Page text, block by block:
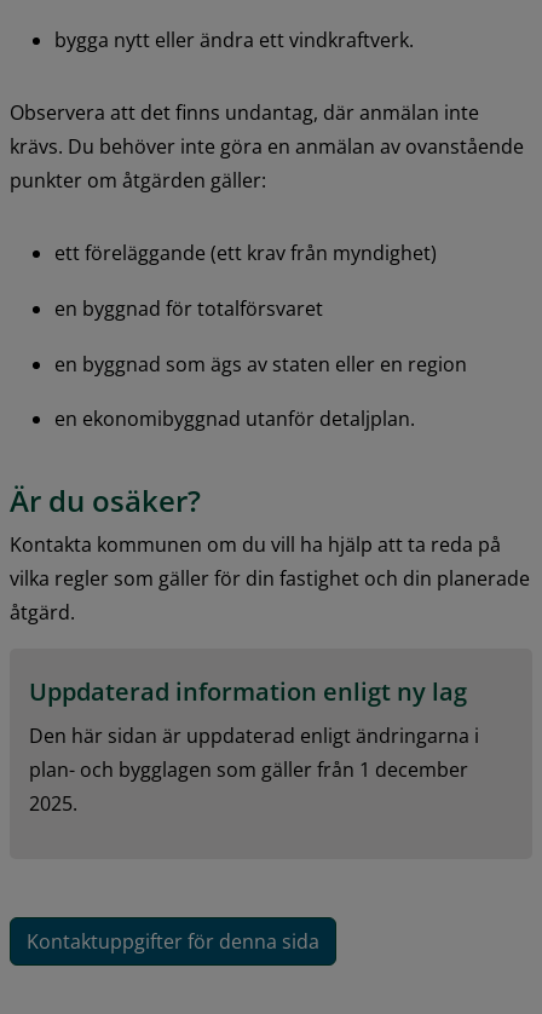
bygga nytt eller ändra ett vindkraftverk.
Observera att det finns undantag, där anmälan inte
krävs. Du behöver inte göra en anmälan av ovanstående
punkter om åtgärden gäller:
ett föreläggande (ett krav från myndighet)
en byggnad för totalförsvaret
en byggnad som ägs av staten eller en region
en ekonomibyggnad utanför detaljplan.
Är du osäker?
Kontakta kommunen om du vill ha hjälp att ta reda på
vilka regler som gäller för din fastighet och din planerade
åtgärd.
Uppdaterad information enligt ny lag
Den här sidan är uppdaterad enligt ändringarna i
plan- och bygglagen som gäller från 1 december
2025.
Kontaktuppgifter för denna sida